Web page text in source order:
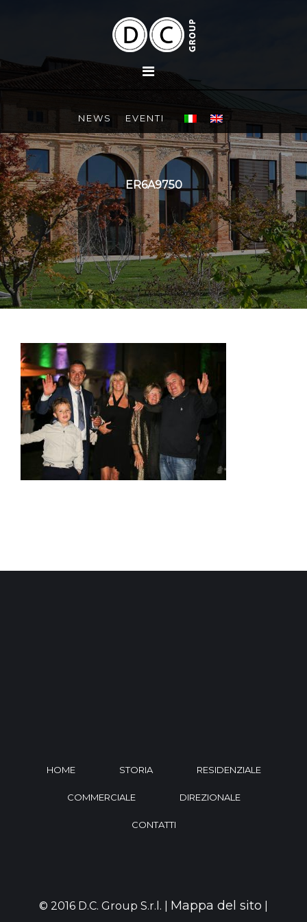
NEWS EVENTI
ER6A9750
HOME STORIA RESIDENZIALE
COMMERCIALE DIREZIONALE
CONTATTI
© 2016 D.C. Group S.r.l. | Mappa del sito